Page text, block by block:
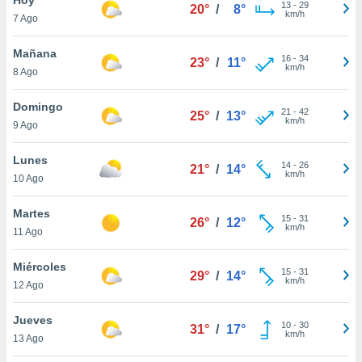
en
más
nuestra
de
cookies
aceptar
7 Ago
20° / 8° 13- 29
km/h
Mañana
8 Ago
23° / 11° 16- 34
km/h
Domingo
9 Ago
25° / 13° 21 - 42
km/h
Lunes
10 Ago
21° / 14° 14- 26
km/h
Martes
11 Ago
26° / 12° 15- 31
km/h
Miércoles
12 Ago
29° / 14° 15- 31
km/h
Jueves
13 Ago
31° / 17° 10- 30
km/h